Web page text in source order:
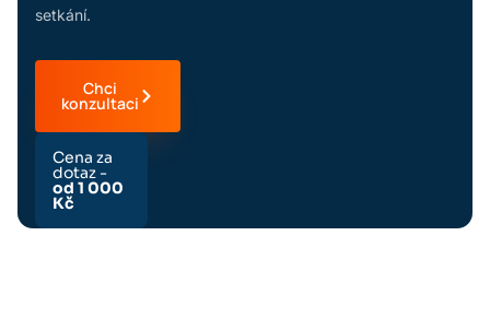
setkání.
Chci
konzultaci
Cena za
dotaz -
od 1 000
Kč